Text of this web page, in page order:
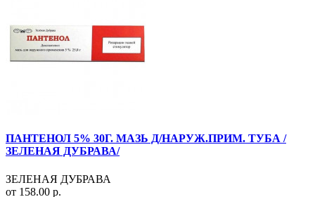
ПАНТЕНОЛ 5% 30Г. МАЗЬ Д/НАРУЖ.ПРИМ. ТУБА /
ЗЕЛЕНАЯ ДУБРАВА/
ЗЕЛЕНАЯ ДУБРАВА
от 158.00 р.